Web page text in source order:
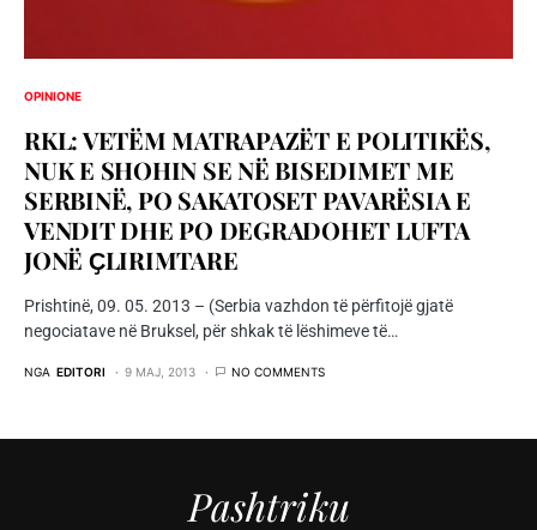
OPINIONE
RKL: VETËM MATRAPAZËT E POLITIKËS,
NUK E SHOHIN SE NË BISEDIMET ME
SERBINË, PO SAKATOSET PAVARËSIA E
VENDIT DHE PO DEGRADOHET LUFTA
JONË ҪLIRIMTARE
Prishtinë, 09. 05. 2013 – (Serbia vazhdon të përfitojë gjatë
negociatave në Bruksel, për shkak të lëshimeve të…
NGA EDITORI 9 MAJ, 2013 NO COMMENTS
Pashtriku